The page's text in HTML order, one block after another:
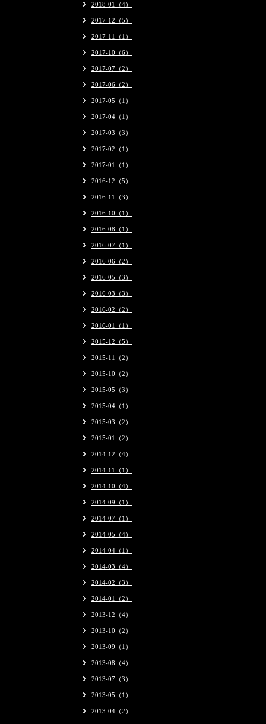
2018-01（4）
2017-12（5）
2017-11（1）
2017-10（6）
2017-07（2）
2017-06（2）
2017-05（1）
2017-04（1）
2017-03（3）
2017-02（1）
2017-01（1）
2016-12（5）
2016-11（3）
2016-10（1）
2016-08（1）
2016-07（1）
2016-06（2）
2016-05（3）
2016-03（3）
2016-02（2）
2016-01（1）
2015-12（5）
2015-11（2）
2015-10（2）
2015-05（3）
2015-04（1）
2015-03（2）
2015-01（2）
2014-12（4）
2014-11（1）
2014-10（4）
2014-09（1）
2014-07（1）
2014-05（4）
2014-04（1）
2014-03（4）
2014-02（3）
2014-01（2）
2013-12（4）
2013-10（2）
2013-09（1）
2013-08（4）
2013-07（3）
2013-05（1）
2013-04（2）